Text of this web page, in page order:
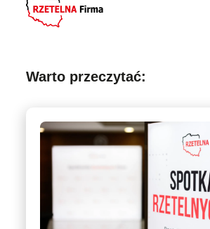
Warto przeczytać: